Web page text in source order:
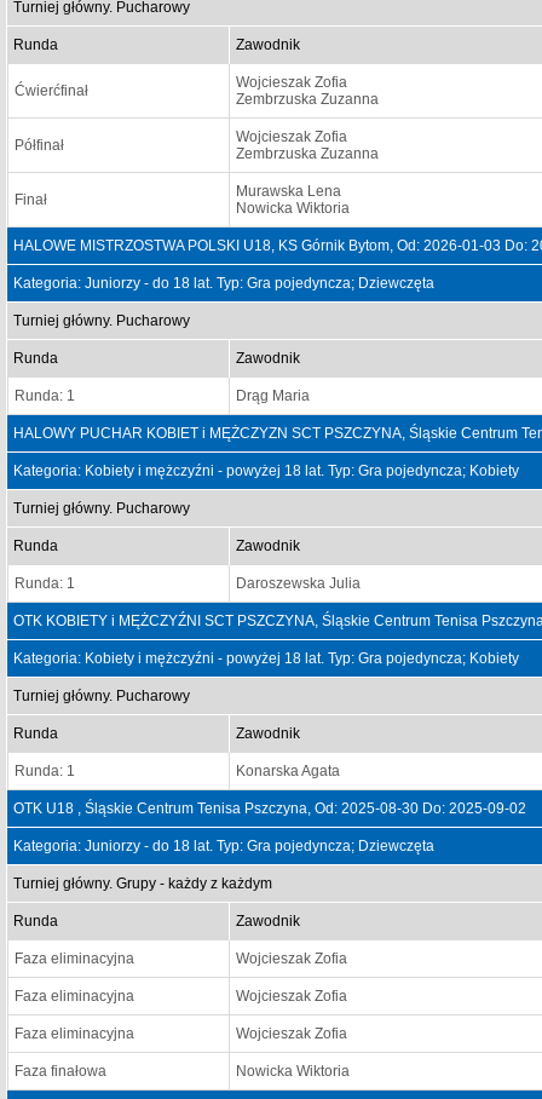
Turniej główny. Pucharowy
Runda Zawodnik
Ćwierćfinał
Wojcieszak Zofia
Zembrzuska Zuzanna
Półfinał
Wojcieszak Zofia
Zembrzuska Zuzanna
Finał
Murawska Lena
Nowicka Wiktoria
HALOWE MISTRZOSTWA POLSKI U18, KS Górnik Bytom, Od: 2026-01-03 Do:
Kategoria: Juniorzy - do 18 lat. Typ: Gra pojedyncza; Dziewczęta
Turniej główny. Pucharowy
Runda Zawodnik
Runda: 1 Drąg Maria
HALOWY PUCHAR KOBIET i MĘŻCZYZN SCT PSZCZYNA, Śląskie Centrum
Kategoria: Kobiety i mężczyźni - powyżej 18 lat. Typ: Gra pojedyncza; Kobiety
Turniej główny. Pucharowy
Runda Zawodnik
Runda: 1 Daroszewska Julia
OTK KOBIETY i MĘŻCZYŹNI SCT PSZCZYNA, Śląskie Centrum Tenisa
Kategoria: Kobiety i mężczyźni - powyżej 18 lat. Typ: Gra pojedyncza; Kobiety
Turniej główny. Pucharowy
Runda Zawodnik
Runda: 1 Konarska Agata
OTK U18 , Śląskie Centrum Tenisa Pszczyna, Od: 2025-08-30 Do: 2025-09-02
Kategoria: Juniorzy - do 18 lat. Typ: Gra pojedyncza; Dziewczęta
Turniej główny. Grupy - każdy z każdym
Runda Zawodnik
Faza eliminacyjna Wojcieszak Zofia
Faza eliminacyjna Wojcieszak Zofia
Faza eliminacyjna Wojcieszak Zofia
Faza finałowa Nowicka Wiktoria